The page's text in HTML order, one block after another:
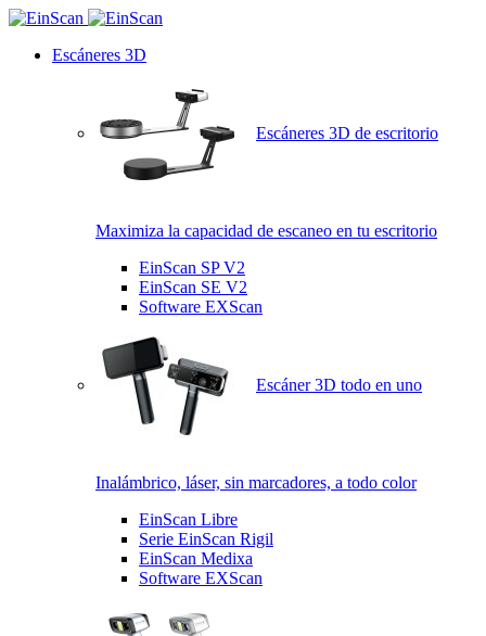
Escáneres 3D
Escáneres 3D de escritorio
Maximiza la capacidad de escaneo en tu escritorio
EinScan SP V2
EinScan SE V2
Software EXScan
Escáner 3D todo en uno
Inalámbrico, láser, sin marcadores, a todo color
EinScan Libre
Serie EinScan Rigil
EinScan Medixa
Software EXScan